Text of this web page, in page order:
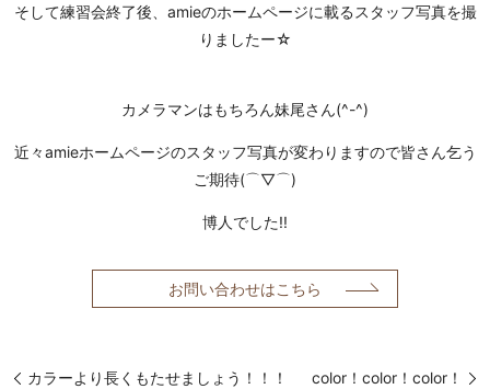
そして練習会終了後、amieのホームページに載るスタッフ写真を撮
りましたー☆
カメラマンはもちろん妹尾さん(^-^)
近々amieホームページのスタッフ写真が変わりますので皆さん乞う
ご期待(⌒▽⌒)
博人でした!!
お問い合わせはこちら
カラーより長くもたせましょう！！！ color！color！color！